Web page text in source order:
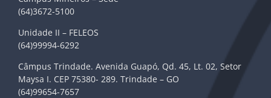
(64)3672-5100
Unidade II – FELEOS
(64)99994-6292
Câmpus Trindade. Avenida Guapó, Qd. 45, Lt. 02, Setor
Maysa I. CEP 75380- 289. Trindade – GO
(64)99654-7657